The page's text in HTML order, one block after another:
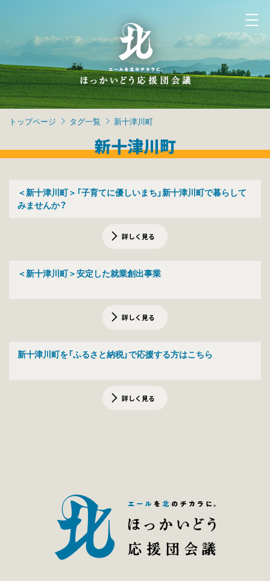
トップページ タグ一覧 新十津川町
新十津川町
＜新十津川町＞「子育てに優しいまち」新十津川町で暮らして
みませんか？
詳しく見る
＜新十津川町＞安定した就業創出事業
詳しく見る
新十津川町を「ふるさと納税」で応援する方はこちら
詳しく見る